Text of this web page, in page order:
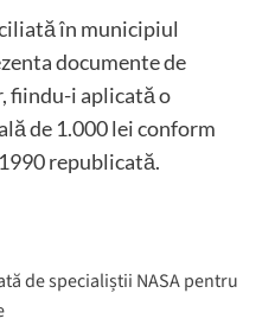
în municipiul
documente de
fiindu-i aplicată o
de 1.000 lei conform
republicată.
de specialiștii NASA pentru